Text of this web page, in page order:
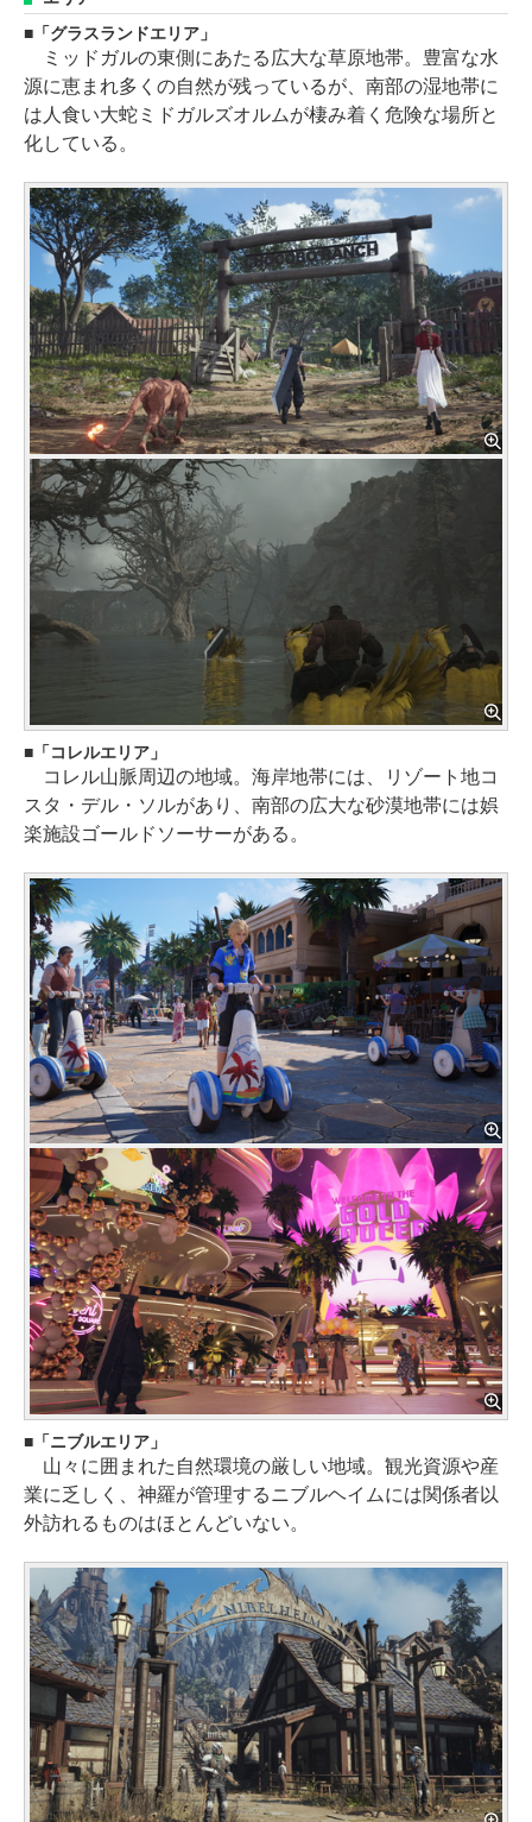
「グラスランドエリア」
ミッドガルの東側にあたる広大な草原地帯。豊富な水
源に恵まれ多くの自然が残っているが、南部の湿地帯に
は人食い大蛇ミドガルズオルムが棲み着く危険な場所と
化している。
「コレルエリア」
コレル山脈周辺の地域。海岸地帯には、リゾート地コ
スタ・デル・ソルがあり、南部の広大な砂漠地帯には娯
楽施設ゴールドソーサーがある。
「ニブルエリア」
山々に囲まれた自然環境の厳しい地域。観光資源や産
業に乏しく、神羅が管理するニブルヘイムには関係者以
外訪れるものはほとんどいない。